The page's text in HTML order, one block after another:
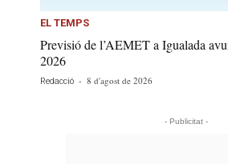
EL TEMPS
Previsió de l’AEMET a Igualada
2026
Redacció - 8 d'agost de 2026
- Publicitat -